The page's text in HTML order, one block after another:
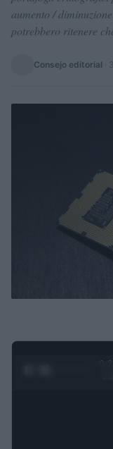
aumento /
potrebbero ritenere
Consejo editorial